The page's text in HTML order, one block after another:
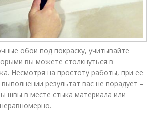
обои под покраску, учитывайте
вы можете столкнуться в
Несмотря на простоту работы, при ее
результат вас не порадует –
швы в месте стыка материала или